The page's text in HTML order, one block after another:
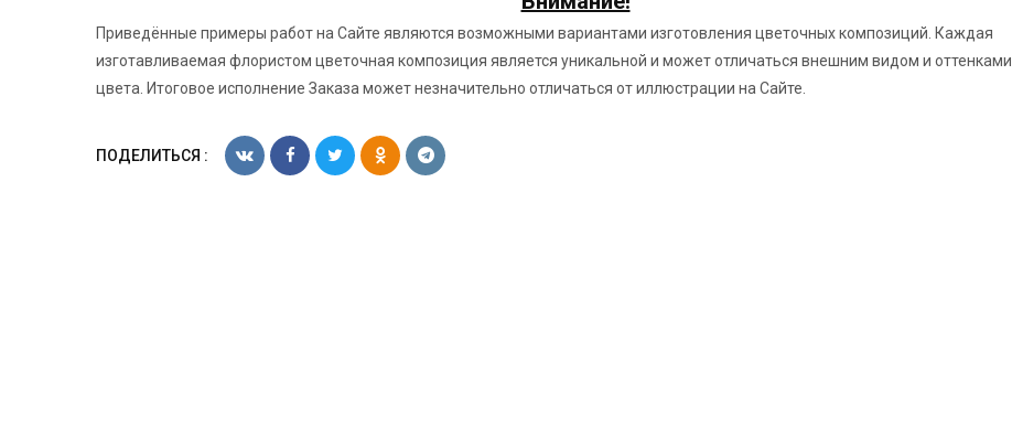
Приведённые примеры работ на Сайте являются возможными вариантами изготовления цветочных композиций. Каждая
изготавливаемая флористом цветочная композиция является уникальной и может отличаться внешним видом и оттенками
цвета. Итоговое исполнение Заказа может незначительно отличаться от иллюстрации на Сайте.
ПОДЕЛИТЬСЯ :